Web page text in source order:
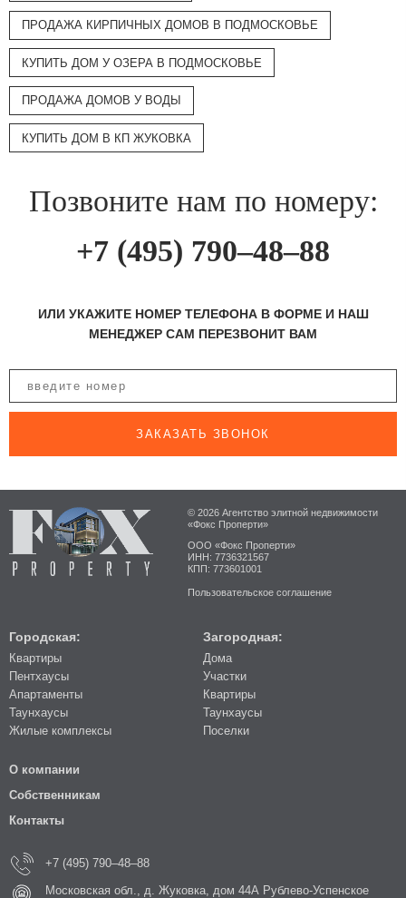
ПРОДАЖА КИРПИЧНЫХ ДОМОВ В ПОДМОСКОВЬЕ
КУПИТЬ ДОМ У ОЗЕРА В ПОДМОСКОВЬЕ
ПРОДАЖА ДОМОВ У ВОДЫ
КУПИТЬ ДОМ В КП ЖУКОВКА
Позвоните нам по номеру:
+7 (495) 790–48–88
ИЛИ УКАЖИТЕ НОМЕР ТЕЛЕФОНА В ФОРМЕ И НАШ
МЕНЕДЖЕР САМ ПЕРЕЗВОНИТ ВАМ
ЗАКАЗАТЬ ЗВОНОК
© 2026 Агентство элитной недвижимости
«Фокс Проперти»
ООО «Фокс Проперти»
ИНН: 7736321567
КПП: 773601001
Пользовательское соглашение
Городская:
Квартиры
Пентхаусы
Апартаменты
Таунхаусы
Жилые комплексы
Загородная:
Дома
Участки
Квартиры
Таунхаусы
Поселки
О компании
Собственникам
Контакты
+7 (495) 790–48–88
Московская обл., д. Жуковка, дом 44А Рублево-Успенское